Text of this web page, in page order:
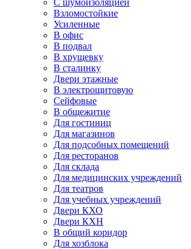
С шумоизоляцией
Взломостойкие
Усиленные
В офис
В подвал
В хрущевку
В сталинку
Двери этажные
В электрощитовую
Сейфовые
В общежитие
Для гостиниц
Для магазинов
Для подсобных помещений
Для ресторанов
Для склада
Для медицинских учреждений
Для театров
Для учебных учреждений
Двери КХО
Двери КХН
В общий коридор
Для хозблока